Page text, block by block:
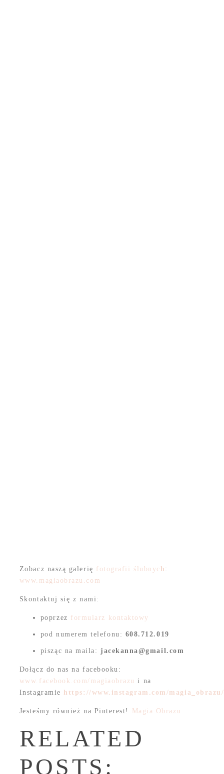
Zobacz naszą galerię fotografii ślubnyc h :
www.magiaobrazu.com
Skontaktuj się z nami:
poprzez formularz kontaktowy
pod numerem telefonu: 608.712.019
pisząc na maila: jacekanna@gmail.com
Dołącz do nas na facebooku:
www.facebook.com/magiaobrazu i na
Instagramie
https://www.instagram.com/magia_obrazu/
Jesteśmy również na Pinterest! Magia Obrazu
RELATED
POSTS: